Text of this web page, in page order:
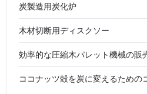
炭製造用炭化炉
木材切断用ディスクソー
効率的な圧縮木パレット機械の販
ココナッツ殻を炭に変えるため